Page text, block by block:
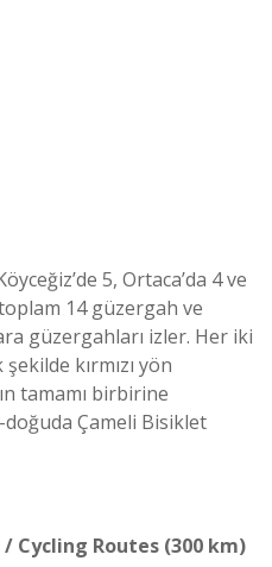
5, Ortaca’da 4 ve
14 güzergah ve
güzergahları izler. Her iki
kırmızı yön
tamamı birbirine
doğuda Çameli Bisiklet
Cycling Routes (300 km)